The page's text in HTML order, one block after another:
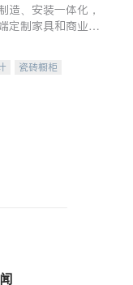
造、安装一体化，
定制家具和商业空
瓷砖橱柜